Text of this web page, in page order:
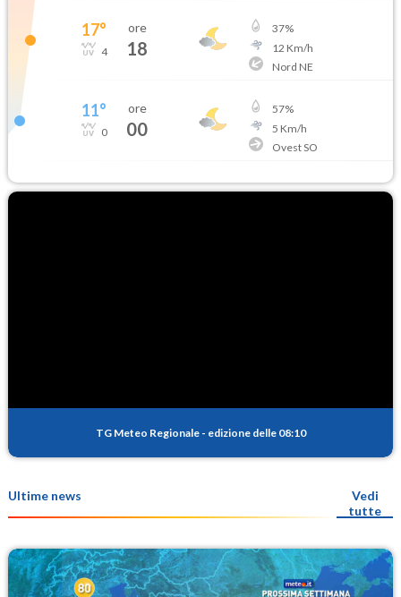
17°
4
ore
18
37%
12 Km/h
Nord NE
11°
0
ore
00
57%
5 Km/h
Ovest SO
TG Meteo Regionale - edizione delle 08:10
Ultime news
Vedi
tutte